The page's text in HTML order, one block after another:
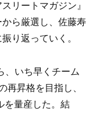
リートマガジン』
ら厳選し、佐藤寿
振り返っていく。
いち早くチーム
再昇格を目指し、
を量産した。結